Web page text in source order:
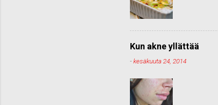
Kun akne yllättää
-kesäkuuta 24, 2014